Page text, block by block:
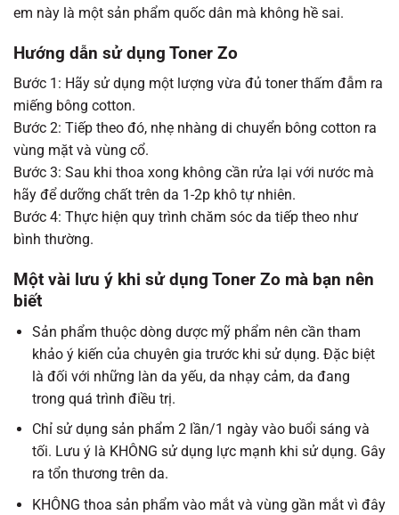
em này là một sản phẩm quốc dân mà không hề sai.
Hướng dẫn sử dụng Toner Zo
Bước 1: Hãy sử dụng một lượng vừa đủ toner thấm đẫm ra
miếng bông cotton.
Bước 2: Tiếp theo đó, nhẹ nhàng di chuyển bông cotton ra
vùng mặt và vùng cổ.
Bước 3: Sau khi thoa xong không cần rửa lại với nước mà
hãy để dưỡng chất trên da 1-2p khô tự nhiên.
Bước 4: Thực hiện quy trình chăm sóc da tiếp theo như
bình thường.
Một vài lưu ý khi sử dụng Toner Zo mà bạn nên
biết
Sản phẩm thuộc dòng dược mỹ phẩm nên cần tham
khảo ý kiến của chuyên gia trước khi sử dụng. Đặc biệt
là đối với những làn da yếu, da nhạy cảm, da đang
trong quá trình điều trị.
Chỉ sử dụng sản phẩm 2 lần/1 ngày vào buổi sáng và
tối. Lưu ý là KHÔNG sử dụng lực mạnh khi sử dụng. Gây
ra tổn thương trên da.
KHÔNG thoa sản phẩm vào mắt và vùng gần mắt vì đây